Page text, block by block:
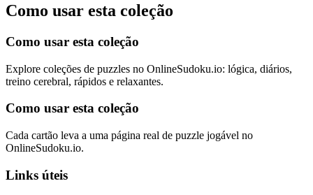
Como usar esta coleção
Como usar esta coleção
Explore coleções de puzzles no OnlineSudoku.io: lógica, diários,
treino cerebral, rápidos e relaxantes.
Como usar esta coleção
Cada cartão leva a uma página real de puzzle jogável no
OnlineSudoku.io.
Links úteis